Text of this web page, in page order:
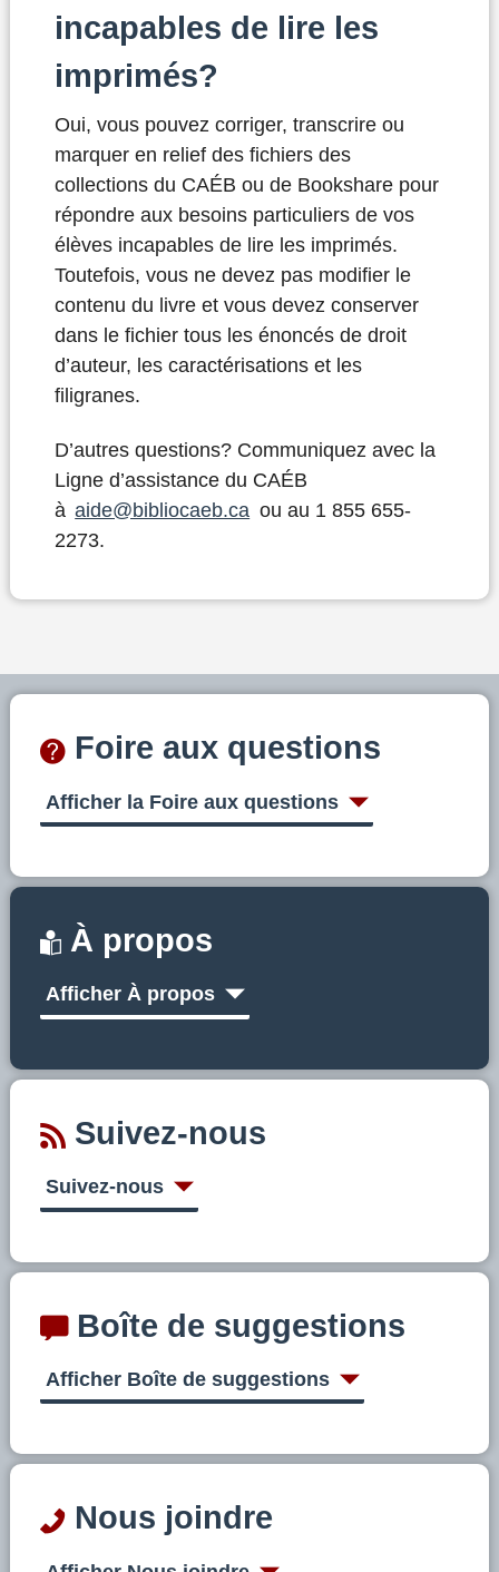
incapables de lire les
imprimés?
Oui, vous pouvez corriger, transcrire ou
marquer en relief des fichiers des
collections du CAÉB ou de Bookshare pour
répondre aux besoins particuliers de vos
élèves incapables de lire les imprimés.
Toutefois, vous ne devez pas modifier le
contenu du livre et vous devez conserver
dans le fichier tous les énoncés de droit
d’auteur, les caractérisations et les
filigranes.
D’autres questions? Communiquez avec la
Ligne d’assistance du CAÉB
à aide@bibliocaeb.ca ou au 1 855 655-
2273.
Foire aux questions
Afficher la Foire aux questions
À propos
Afficher À propos
Suivez-nous
Suivez-nous
Boîte de suggestions
Afficher Boîte de suggestions
Nous joindre